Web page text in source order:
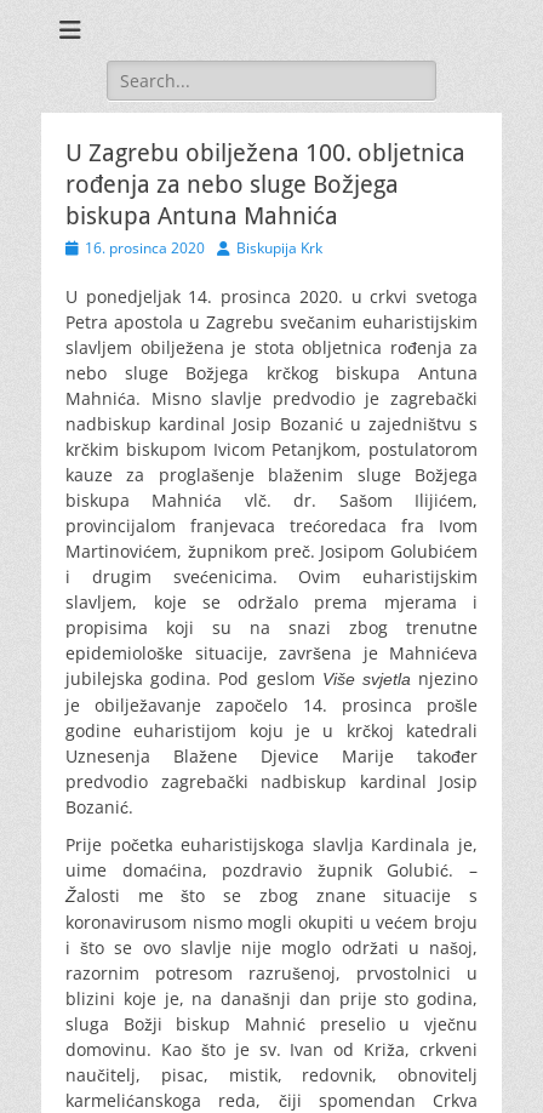
Search
for:
U Zagrebu obilježena 100. obljetnica
rođenja za nebo sluge Božjega
biskupa Antuna Mahnića
Posted16. prosinca 2020 AuthorBiskupija Krk
U ponedjeljak 14. prosinca 2020. u crkvi svetoga
Petra apostola u Zagrebu svečanim euharistijskim
slavljem obilježena je stota obljetnica rođenja za
nebo sluge Božjega krčkog biskupa Antuna
Mahnića. Misno slavlje predvodio je zagrebački
nadbiskup kardinal Josip Bozanić u zajedništvu s
krčkim biskupom Ivicom Petanjkom, postulatorom
kauze za proglašenje blaženim sluge Božjega
biskupa Mahnića vlč. dr. Sašom Ilijićem,
provincijalom franjevaca trećoredaca fra Ivom
Martinovićem, župnikom preč. Josipom Golubićem
i drugim svećenicima. Ovim euharistijskim
slavljem, koje se održalo prema mjerama i
propisima koji su na snazi zbog trenutne
epidemiološke situacije, završena je Mahnićeva
jubilejska godina. Pod geslom Više svjetla njezino
je obilježavanje započelo 14. prosinca prošle
godine euharistijom koju je u krčkoj katedrali
Uznesenja Blažene Djevice Marije također
predvodio zagrebački nadbiskup kardinal Josip
Bozanić.
Prije početka euharistijskoga slavlja Kardinala je,
uime domaćina, pozdravio župnik Golubić. –
Žalosti me što se zbog znane situacije s
koronavirusom nismo mogli okupiti u većem broju
i što se ovo slavlje nije moglo održati u našoj,
razornim potresom razrušenoj, prvostolnici u
blizini koje je, na današnji dan prije sto godina,
sluga Božji biskup Mahnić preselio u vječnu
domovinu. Kao što je sv. Ivan od Križa, crkveni
naučitelj, pisac, mistik, redovnik, obnovitelj
karmelićanskoga reda, čiji spomendan Crkva